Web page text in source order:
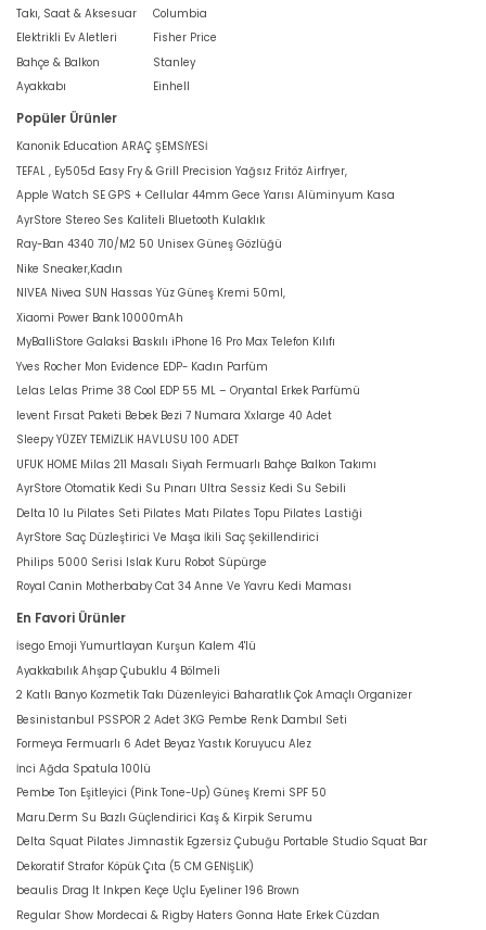
Takı, Saat & Aksesuar
Elektrikli Ev Aletleri
Bahçe & Balkon
Ayakkabı
Columbia
Fisher Price
Stanley
Einhell
Popüler Ürünler
Kanonik Education ARAÇ ŞEMSİYESİ
TEFAL , Ey505d Easy Fry & Grill Precision Yağsız Fritöz Airfryer,
Apple Watch SE GPS + Cellular 44mm Gece Yarısı Alüminyum Kasa
AyrStore Stereo Ses Kaliteli Bluetooth Kulaklık
Ray-Ban 4340 710/M2 50 Unisex Güneş Gözlüğü
Nike Sneaker,Kadın
NIVEA Nivea SUN Hassas Yüz Güneş Kremi 50ml,
Xiaomi Power Bank 10000mAh
MyBalliStore Galaksi Baskılı iPhone 16 Pro Max Telefon Kılıfı
Yves Rocher Mon Evidence EDP- Kadın Parfüm
Lelas Lelas Prime 38 Cool EDP 55 ML – Oryantal Erkek Parfümü
levent Fırsat Paketi Bebek Bezi 7 Numara Xxlarge 40 Adet
Sleepy YÜZEY TEMİZLİK HAVLUSU 100 ADET
UFUK HOME Milas 211 Masalı Siyah Fermuarlı Bahçe Balkon Takımı
AyrStore Otomatik Kedi Su Pınarı Ultra Sessiz Kedi Su Sebili
Delta 10 lu Pilates Seti Pilates Matı Pilates Topu Pilates Lastiği
AyrStore Saç Düzleştirici Ve Maşa İkili Saç Şekillendirici
Philips 5000 Serisi Islak Kuru Robot Süpürge
Royal Canin Motherbaby Cat 34 Anne Ve Yavru Kedi Maması
En Favori Ürünler
İsego Emoji Yumurtlayan Kurşun Kalem 4'lü
Ayakkabılık Ahşap Çubuklu 4 Bölmeli
2 Katlı Banyo Kozmetik Takı Düzenleyici Baharatlık Çok Amaçlı Organizer
Besinistanbul PSSPOR 2 Adet 3KG Pembe Renk Dambıl Seti
Formeya Fermuarlı 6 Adet Beyaz Yastık Koruyucu Alez
İnci Ağda Spatula 100lü
Pembe Ton Eşitleyici (Pink Tone-Up) Güneş Kremi SPF 50
Maru.Derm Su Bazlı Güçlendirici Kaş & Kirpik Serumu
Delta Squat Pilates Jimnastik Egzersiz Çubuğu Portable Studio Squat Bar
Dekoratif Strafor Köpük Çıta (5 CM GENİŞLİK)
beaulis Drag It Inkpen Keçe Uçlu Eyeliner 196 Brown
Regular Show Mordecai & Rigby Haters Gonna Hate Erkek Cüzdan